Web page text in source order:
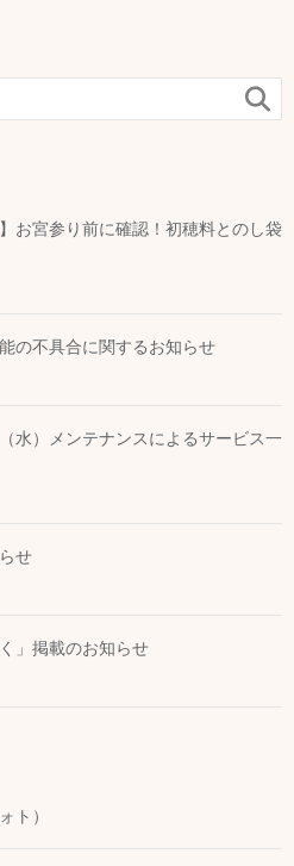

お宮参り前に確認！初穂料とのし袋
の不具合に関するお知らせ
水）メンテナンスによるサービス一
せ
」掲載のお知らせ
ト）